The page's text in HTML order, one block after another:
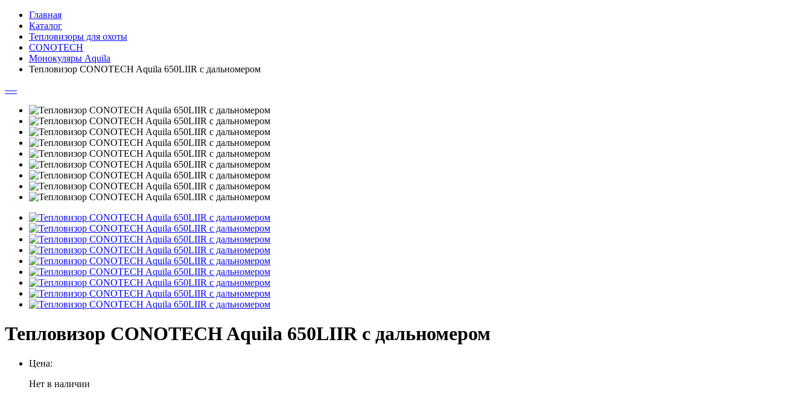
Главная
Каталог
Тепловизоры для охоты
CONOTECH
Монокуляры Aquila
Тепловизор CONOTECH Aquila 650LIIR с дальномером
----
Тепловизор CONOTECH Aquila 650LIIR с дальномером
Цена:
Нет в наличии